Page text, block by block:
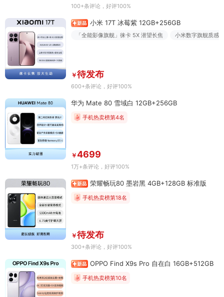
100+条评论 ，好评100%
小米 17T 冰莓紫 12GB+256GB
「全能影像旗舰」徕卡 5X 潜望长焦 小米数字旗舰质感
￥待发布
600+条评论 ，好评100%
华为 Mate 80 雪域白 12GB+256GB
手机热卖榜第4名
￥4699
1万+条评论 ，好评100%
荣耀畅玩80 墨岩黑 4GB+128GB 标准版
手机热卖榜第18名
￥待发布
300+条评论 ，好评100%
OPPO Find X9s Pro 自在白 16GB+512GB
手机热卖榜第10名